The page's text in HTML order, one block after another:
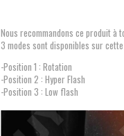
Nous recommandons ce produit
3 modes sont disponibles sur
-Position 1 : Rotation
-Position 2 : Hyper Flash
-Position 3 : Low flash